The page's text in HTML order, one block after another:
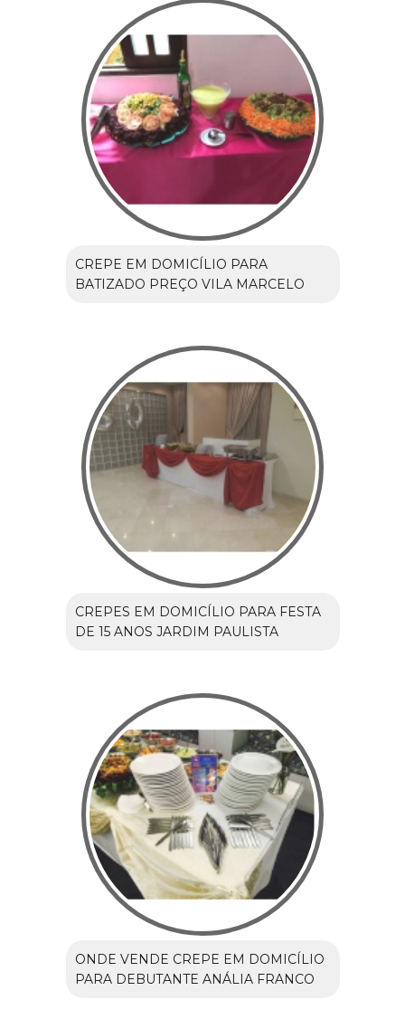
CREPE EM DOMICÍLIO PARA
BATIZADO PREÇO VILA MARCELO
CREPES EM DOMICÍLIO PARA FESTA
DE 15 ANOS JARDIM PAULISTA
ONDE VENDE CREPE EM DOMICÍLIO
PARA DEBUTANTE ANÁLIA FRANCO